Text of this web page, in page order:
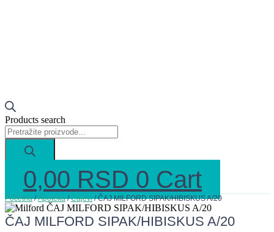
Products search
0,00 RSD 0 Cart
Početna/Apoteka/Čajevi/ ČAJ MILFORD SIPAK/HIBISKUS A/20
ČAJ MILFORD SIPAK/HIBISKUS A/20